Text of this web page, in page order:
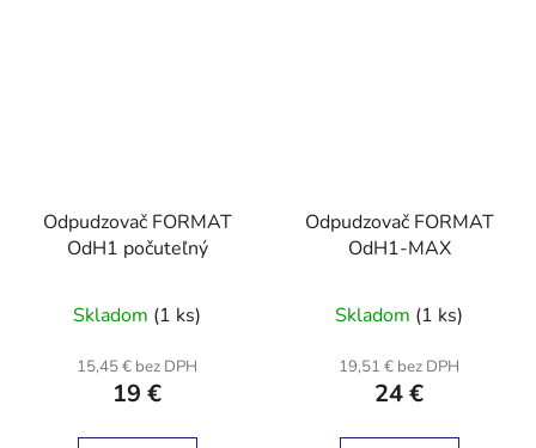
Odpudzovač FORMAT
OdH1 počuteľný
Skladom (1 ks)
15,45 € bez DPH
19 €
Odpudzovač FORMAT
OdH1-MAX
Skladom (1 ks)
19,51 € bez DPH
24 €